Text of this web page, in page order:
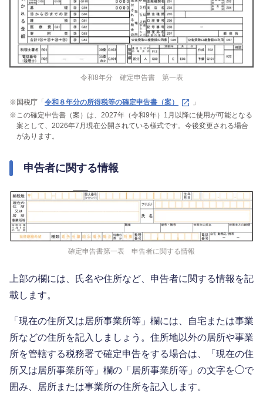
令和8年分 確定申告書 第一表
※ 国税庁「 令和８年分の所得税等の確定申告書（案）
」
※この確定申告書（案）は、2027年（令和9年）1⽉以降に使⽤が可能となる
案として、2026年7月現在公開されている様式です。今後変更される場合
があります。
申告者に関する情報
確定申告書第一表 申告者に関する情報
上部の欄には、氏名や住所など、申告者に関する情報を記
載します。
「現在の住所又は居所事業所等」欄には、自宅または事業
所などの住所を記入しましょう。住所地以外の居所や事業
所を管轄する税務署で確定申告をする場合は、「現在の住
所又は居所事業所等」欄の「居所事業所等」の文字を◯で
囲み、居所または事業所の住所を記入します。